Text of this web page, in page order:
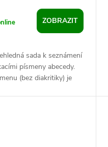
ZOBRAZIT
sada k seznámení
písmeny abecedy.
(bez diakritiky) je